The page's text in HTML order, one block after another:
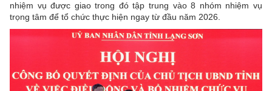
nhiệm vụ được giao trong đó tập trung vào 8 nhóm nhiệm vụ
trọng tâm để tổ chức thực hiện ngay từ đầu năm 2026.